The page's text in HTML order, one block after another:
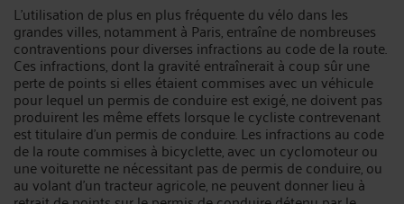
L'utilisation de plus en plus fréquente du vélo dans les
grandes villes, notamment à Paris, entraîne de nombreuses
contraventions pour diverses infractions au code de la route.
Ces infractions, dont la gravité entraînerait à coup sûr une
perte de points si elles étaient commises avec un véhicule
pour lequel un permis de conduire est exigé, ne doivent pas
produirent les même effets lorsque le cycliste contrevenant
est titulaire d'un permis de conduire. Les infractions au code
de la route commises à bicyclette, avec un cyclomoteur ou
une voiturette ne nécessitant pas de permis de conduire, ou
au volant d'un tracteur agricole, ne peuvent donner lieu à